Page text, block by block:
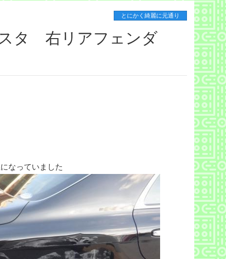
とにかく綺麗に元通り
タ 右リアフェンダ
なっていました